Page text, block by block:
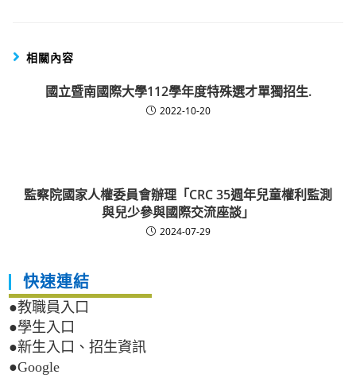
相關內容
國立暨南國際大學112學年度特殊選才單獨招生.
2022-10-20
監察院國家人權委員會辦理「CRC 35週年兒童權利監測
與兒少參與國際交流座談」
2024-07-29
快速連結
●教職員入口
●學生入口
●新生入口、招生資訊
●Google